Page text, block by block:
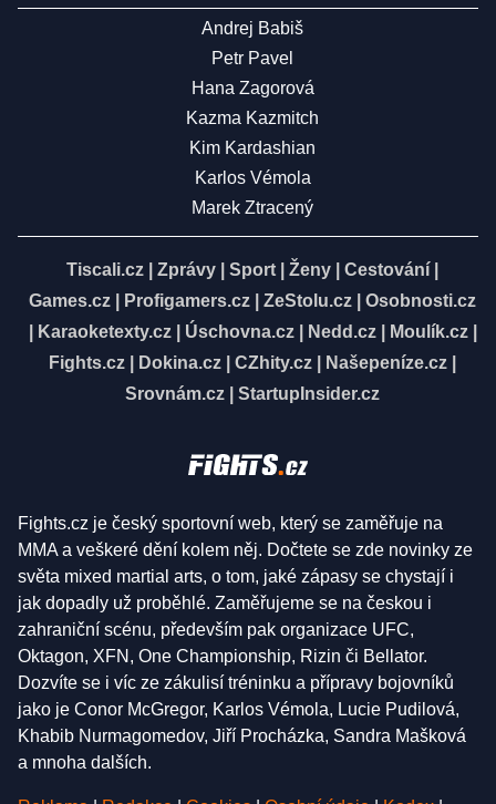
Andrej Babiš
Petr Pavel
Hana Zagorová
Kazma Kazmitch
Kim Kardashian
Karlos Vémola
Marek Ztracený
Tiscali.cz Zprávy Sport Ženy Cestování
Games.cz
Profigamers.cz ZeStolu.cz
Osobnosti.cz
Karaoketexty.cz| Úschovna.cz| Nedd.cz| Moulík.cz|
Fights.cz
Dokina.cz CZhity.cz Našepeníze.cz
Srovnám.cz
StartupInsider.cz
Fights.cz je český sportovní web, který se zaměřuje na
MMA a veškeré dění kolem něj. Dočtete se zde novinky ze
světa mixed martial arts, o tom, jaké zápasy se chystají i
jak dopadly už proběhlé. Zaměřujeme se na českou i
zahraniční scénu, především pak organizace UFC,
Oktagon, XFN, One Championship, Rizin či Bellator.
Dozvíte se i víc ze zákulisí tréninku a přípravy bojovníků
jako je Conor McGregor, Karlos Vémola, Lucie Pudilová,
Khabib Nurmagomedov, Jiří Procházka, Sandra Mašková
a mnoha dalších.